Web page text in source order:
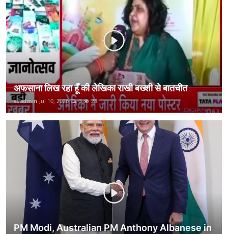
कानून
राजनीति
वीडियो
अफसाना लिख रहा हूँ की लेखिका राखी बख्शी से बातचीत
suadmin Jul 10, 2026 0 28
PM Modi, Australian PM Anthony Albanese in